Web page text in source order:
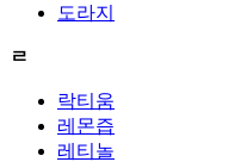
도라지
ㄹ
락티움
레몬즙
레티놀